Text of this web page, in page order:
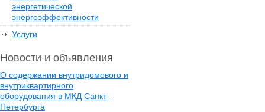
энергетической
энергоэффективности
Услуги
Новости и объявления
О содержании внутридомового и
внутриквартирного
оборудования в МКД Санкт-
Петербурга